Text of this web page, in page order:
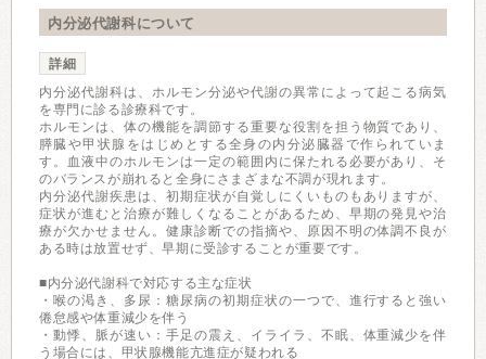
内分泌代謝科について
詳細
内分泌代謝科は、ホルモン分泌や代謝の異常によって起こる病気
を専門に診る診療科です。
ホルモンは、体の機能を調節する重要な役割を担う物質であり、
膵臓や甲状腺をはじめとする全身の内分泌臓器で作られていま
す。血液中のホルモンは一定の範囲内に保たれる必要があり、そ
のバランスが崩れると全身にさまざまな不調が現れます。
内分泌代謝疾患は、初期症状が自覚しにくいものもありますが、
症状が進むと治療が難しくなることがあるため、早期の発見や治
療が欠かせません。健康診断での指摘や、原因不明の体調不良が
ある時は放置せず、早期に受診することが重要です。
■内分泌代謝科で対応する主な症状
・喉の渇き、多尿：糖尿病の初期症状の一つで、進行すると強い
倦怠感や体重減少を伴う
・動悸、脈が速い：手足の震え、イライラ、不眠、体重減少を伴
う場合には、甲状腺機能亢進症が疑われる